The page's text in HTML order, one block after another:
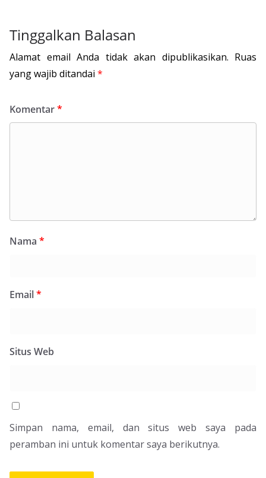
Tinggalkan Balasan
Alamat email Anda tidak akan dipublikasikan. Ruas
yang wajib ditandai *
Komentar*
Nama *
Email*
Situs Web
Simpan nama, email, dan situs web saya pada
peramban ini untuk komentar saya berikutnya.